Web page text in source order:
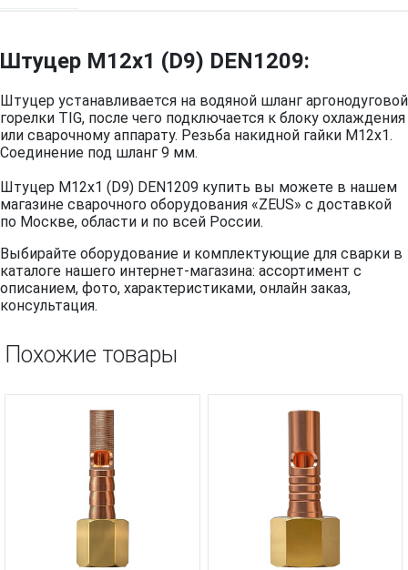
Штуцер М12х1 (D9) DEN1209:
Штуцер устанавливается на водяной шланг аргонодуговой
горелки TIG, после чего подключается к блоку охлаждения
или сварочному аппарату. Резьба накидной гайки М12x1.
Соединение под шланг 9 мм.
Штуцер М12х1 (D9) DEN1209 купить вы можете в нашем
магазине сварочного оборудования «ZEUS» с доставкой
по Москве, области и по всей России.
Выбирайте оборудование и комплектующие для сварки в
каталоге нашего интернет-магазина: ассортимент с
описанием, фото, характеристиками, онлайн заказ,
консультация.
Похожие товары